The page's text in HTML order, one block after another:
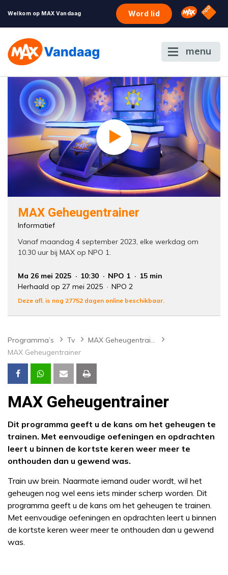
Welkom op MAX Vandaag Word lid Omroep
NPO
menu
MAX Geheugentrainer
Informatief
Vanaf maandag 4 september 2023, elke werkdag om
10.30 uur bij MAX op NPO 1.
Ma 26 mei 2025 10:30 NPO 1
15 min
Herhaald op 27 mei 2025
NPO 2
Deze afl. is nog 27752 dagen online beschikbaar.
Programma’s Tv
MAX Geheugentrainer
MAX Geheugentrainer
MAX Geheugentrainer
Dit programma geeft u de kans om het geheugen te
trainen. Met eenvoudige oefeningen en opdrachten
leert u binnen de kortste keren weer meer te
onthouden dan u gewend was.
Train uw brein. Naarmate iemand ouder wordt, wil het
geheugen nog wel eens iets minder scherp worden. Dit
programma geeft u de kans om het geheugen te trainen.
Met eenvoudige oefeningen en opdrachten leert u binnen
de kortste keren weer meer te onthouden dan u gewend
was.